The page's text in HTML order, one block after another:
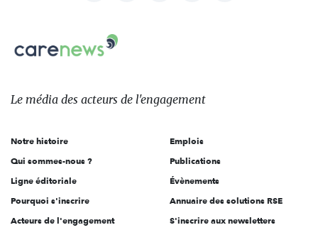
sur:
Carenews,
Le
des
l'engagement
Le média des acteurs de l'engagement
Notre histoire
Qui sommes-nous ?
Ligne éditoriale
Pourquoi s'inscrire
Acteurs de l'engagement
Emplois
Publications
Évènements
Annuaire des solutions RSE
S'inscrire aux newsletters